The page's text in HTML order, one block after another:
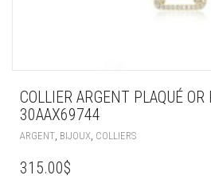
COLLIER ARGENT PLAQUÉ
30AAX69744
ARGENT BIJOUX COLLIERS
315.00$